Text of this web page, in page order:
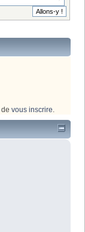
vous inscrire.